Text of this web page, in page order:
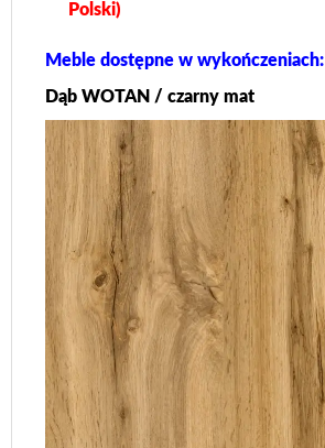
Polski)
Meble dostępne w wykończeniach:
Dąb WOTAN / czarny mat